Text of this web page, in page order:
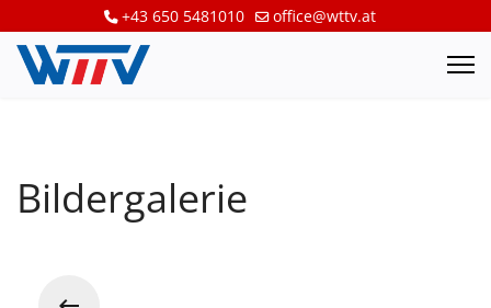
+43 650 5481010 office@wttv.at
Bildergalerie